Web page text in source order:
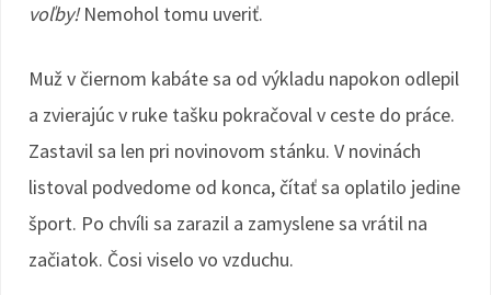
voľby!Nemohol tomu uveriť.
Muž v čiernom kabáte sa od výkladu napokon odlepil
a zvierajúc v ruke tašku pokračoval v ceste do práce.
Zastavil sa len pri novinovom stánku. V novinách
listoval podvedome od konca, čítať sa oplatilo jedine
šport. Po chvíli sa zarazil a zamyslene sa vrátil na
začiatok. Čosi viselo vo vzduchu.